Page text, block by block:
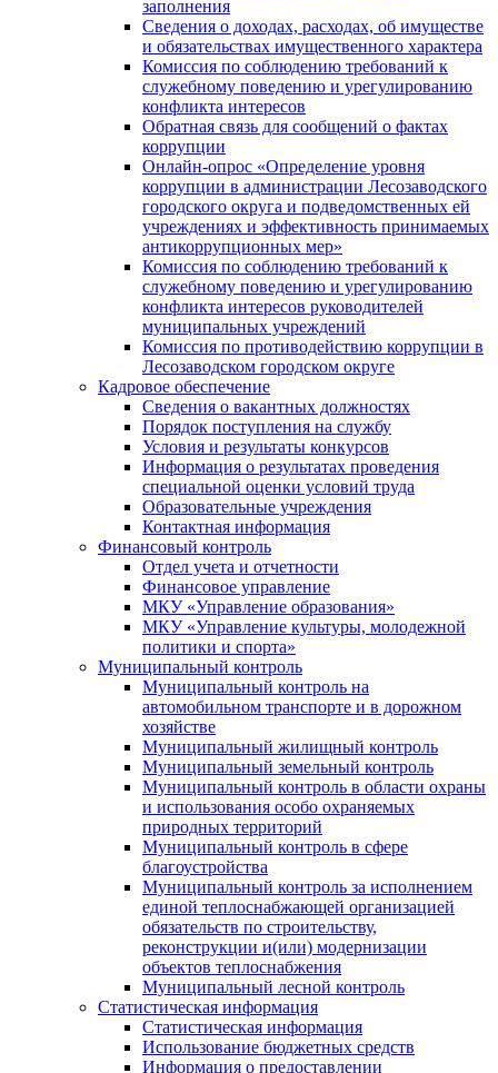
заполнения
Сведения о доходах, расходах, об имуществе
и обязательствах имущественного характера
Комиссия по соблюдению требований к
служебному поведению и урегулированию
конфликта интересов
Обратная связь для сообщений о фактах
коррупции
Онлайн-опрос «Определение уровня
коррупции в администрации Лесозаводского
городского округа и подведомственных ей
учреждениях и эффективность принимаемых
антикоррупционных мер»
Комиссия по соблюдению требований к
служебному поведению и урегулированию
конфликта интересов руководителей
муниципальных учреждений
Комиссия по противодействию коррупции в
Лесозаводском городском округе
Кадровое обеспечение
Сведения о вакантных должностях
Порядок поступления на службу
Условия и результаты конкурсов
Информация о результатах проведения
специальной оценки условий труда
Образовательные учреждения
Контактная информация
Финансовый контроль
Отдел учета и отчетности
Финансовое управление
МКУ «Управление образования»
МКУ «Управление культуры, молодежной
политики и спорта»
Муниципальный контроль
Муниципальный контроль на
автомобильном транспорте и в дорожном
хозяйстве
Муниципальный жилищный контроль
Муниципальный земельный контроль
Муниципальный контроль в области охраны
и использования особо охраняемых
природных территорий
Муниципальный контроль в сфере
благоустройства
Муниципальный контроль за исполнением
единой теплоснабжающей организацией
обязательств по строительству,
реконструкции и(или) модернизации
объектов теплоснабжения
Муниципальный лесной контроль
Статистическая информация
Статистическая информация
Использование бюджетных средств
Информация о предоставлении